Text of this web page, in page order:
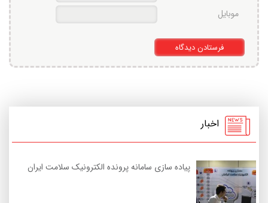
موبایل
اخبار
پیاده سازی سامانه پرونده الکترونیک سلامت ایران